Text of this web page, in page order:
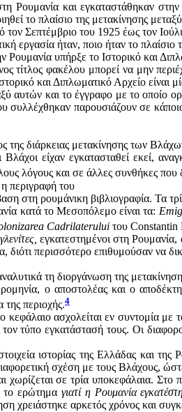
Ρουμανία και εγκαταστάθηκαν
το πλαίσιο της μετακίνησης
Σεπτέμβριο του 1925 έως τον
ήταν, ποιο ήταν το πλαίσιο
υπήρξε το Ιστορικό και
τίτλος φακέλου μπορεί να μην
και Διπλωματικό Αρχείο είναι
και το έγγραφο με το οποίο
παρουσιάζουν σε
της διάρκειας μετακίνησης των
είχαν εγκατασταθεί εκεί,
λόγους και σε άλλες συνθήκες που
περιγραφή του
στη ρουμάνικη βιβλιογραφία. Τα
κατά το Μεσοπόλεμο είναι τα:
Cadrilaterului του Constantin
εγκατεστημένοι στη
περισσότερο επιθυμούσαν να
τη διοργάνωση της
ο αποστολέας και ο
της περιοχής.4
ασχολείται εν συντομία
τύπο εγκατάστασή τους. Οι
ιστορίας της Ελλάδας και
σχέση με τους Βλάχους,
χωρίζεται σε τρία υποκεφάλαια.
το ερώτημα γιατί η Ρουμανία
χρειάστηκε αρκετός χρόνος και